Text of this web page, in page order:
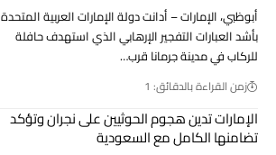
أبوظبي، الإمارات – أدانت دولة الإمارات العربية المتحدة
بأشد العبارات التفجير الإرهابي الذي استهدف حافلة
للركاب في مدينة جرمانا قرب…
زمن القراءة بالدقائق: 1
الإمارات تدين هجوم الحوثيين على نجران وتؤكد
تضامنها الكامل مع السعودية